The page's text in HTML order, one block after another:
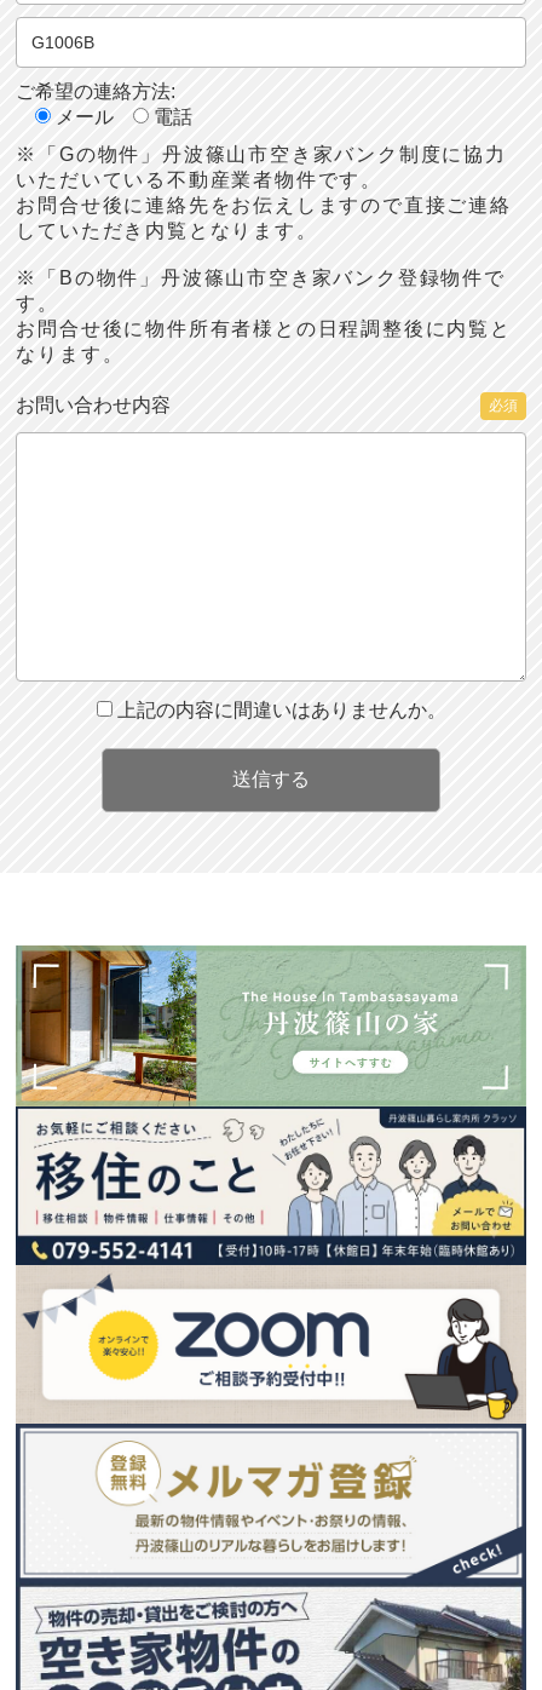
ご希望の連絡方法:
メール
電話
※「Gの物件」丹波篠山市空き家バンク制度に協力
いただいている不動産業者物件です。
お問合せ後に連絡先をお伝えしますので直接ご連絡
していただき内覧となります。
※「Bの物件」丹波篠山市空き家バンク登録物件で
す。
お問合せ後に物件所有者様との日程調整後に内覧と
なります。
お問い合わせ内容 必須
上記の内容に間違いはありませんか。